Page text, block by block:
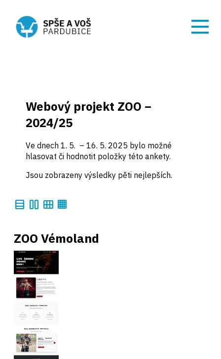
Webový projekt ZOO –
2024/25
Ve dnech 1. 5. – 16. 5. 2025 bylo možné
hlasovat či hodnotit položky této ankety.
Jsou zobrazeny výsledky pěti nejlepších.
table_rows view_column_2 calendar_view_month background_grid_small
ZOO Vémoland